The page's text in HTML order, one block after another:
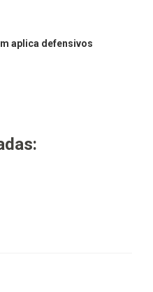
aplica defensivos